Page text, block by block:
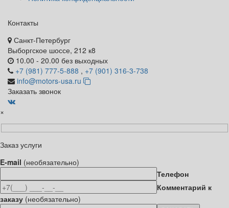
Контакты
Санкт-Петербург
Выборгское шоссе, 212 к8
10.00 - 20.00 без выходных
+7 (981) 777-5-888 , +7 (901) 316-3-738
info@motors-usa.ru
Заказать звонок
×
Заказ услуги
E-mail (необязательно)
Телефон
Комментарий к
заказу (необязательно)